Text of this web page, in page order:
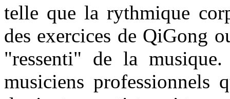
telle que la rythmique
des exercices de QiGong
"ressenti" de la
musiciens professionnels